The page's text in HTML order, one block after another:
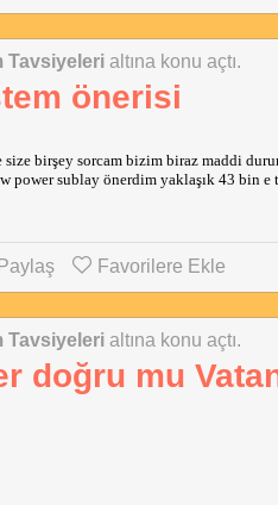
Tavsiyeleri altına konu açtı.
önerisi
birşey sorcam bizim biraz maddi
power sublay önerdim yaklaşık 43 bin
Paylaş Favorilere Ekle
Tavsiyeleri altına konu açtı.
doğru mu